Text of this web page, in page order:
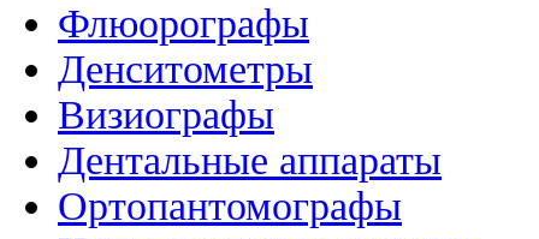
Флюорографы
Денситометры
Визиографы
Дентальные аппараты
Ортопантомографы